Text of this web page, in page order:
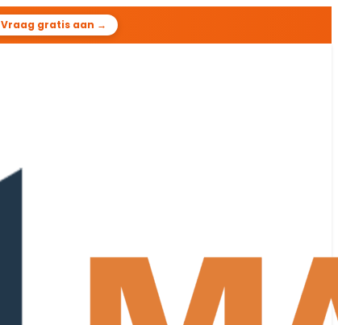
Vraag gratis aan →